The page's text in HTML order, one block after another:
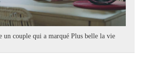
un couple qui a marqué Plus belle la vie